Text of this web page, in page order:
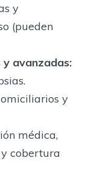
y
(pueden
y avanzadas:
y
médica,
cobertura